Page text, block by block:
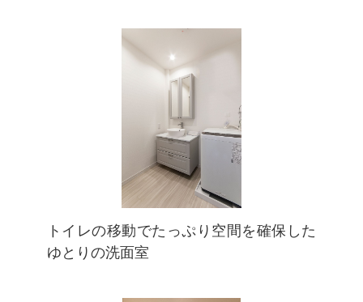
トイレの移動でたっぷり空間を確保した
ゆとりの洗面室